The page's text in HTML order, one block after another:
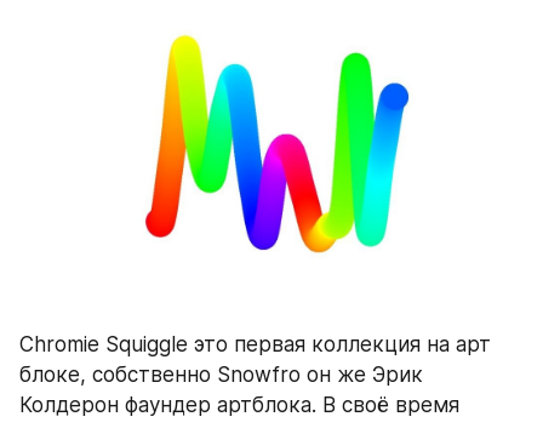
Chromie Squiggle это первая коллекция на арт
блоке, собственно Snowfro он же Эрик
Колдерон фаундер артблока. В своё время